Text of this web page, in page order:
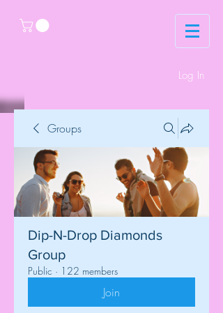
Log In
Groups
Dip-N-Drop Diamonds
Group
Public · 122 members
Join